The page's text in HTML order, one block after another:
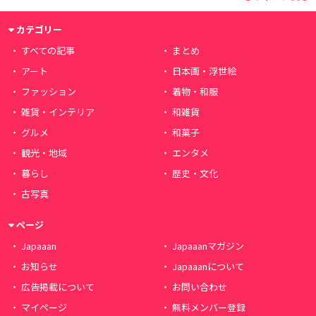
カテゴリー
すべての記事
まとめ
アート
日本画・浮世絵
ファッション
着物・和服
雑貨・インテリア
和雑貨
グルメ
和菓子
観光・地域
エンタメ
暮らし
歴史・文化
古写真
ページ
Japaaan
Japaaanマガジン
お知らせ
Japaaanについて
広告掲載について
お問い合わせ
マイページ
無料メンバー登録